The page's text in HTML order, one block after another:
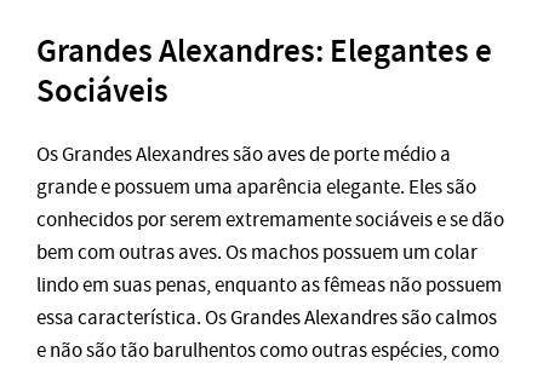
Grandes Alexandres: Elegantes e
Sociáveis
Os Grandes Alexandres são aves de porte médio a
grande e possuem uma aparência elegante. Eles são
conhecidos por serem extremamente sociáveis e se dão
bem com outras aves. Os machos possuem um colar
lindo em suas penas, enquanto as fêmeas não possuem
essa característica. Os Grandes Alexandres são calmos
e não são tão barulhentos como outras espécies, como